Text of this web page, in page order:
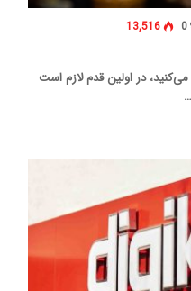
0
13,516
در اولین قدم لازم است